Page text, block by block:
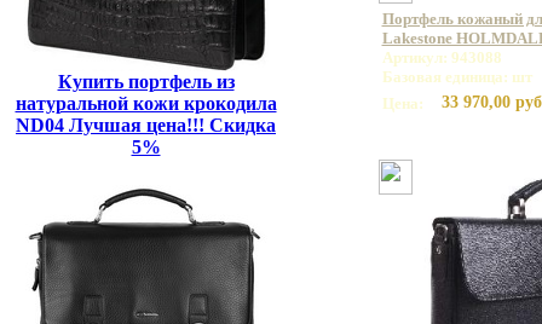
Купить портфель из
натуральной кожи крокодила
ND04 Лучшая цена!!! Скидка
5%
Портфель кожаный
Lakestone
Артикул: 943088
Базовая единица: шт
Цена:
33 970,00